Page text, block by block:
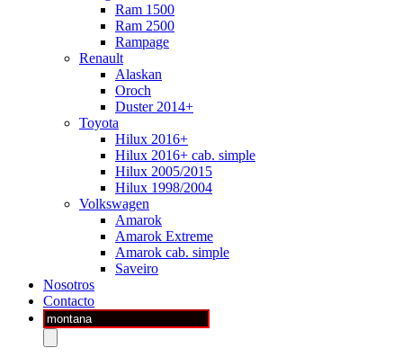
Ram 1500
Ram 2500
Rampage
Renault
Alaskan
Oroch
Duster 2014+
Toyota
Hilux 2016+
Hilux 2016+ cab. simple
Hilux 2005/2015
Hilux 1998/2004
Volkswagen
Amarok
Amarok Extreme
Amarok cab. simple
Saveiro
Nosotros
Contacto
Búsqueda
de
productos